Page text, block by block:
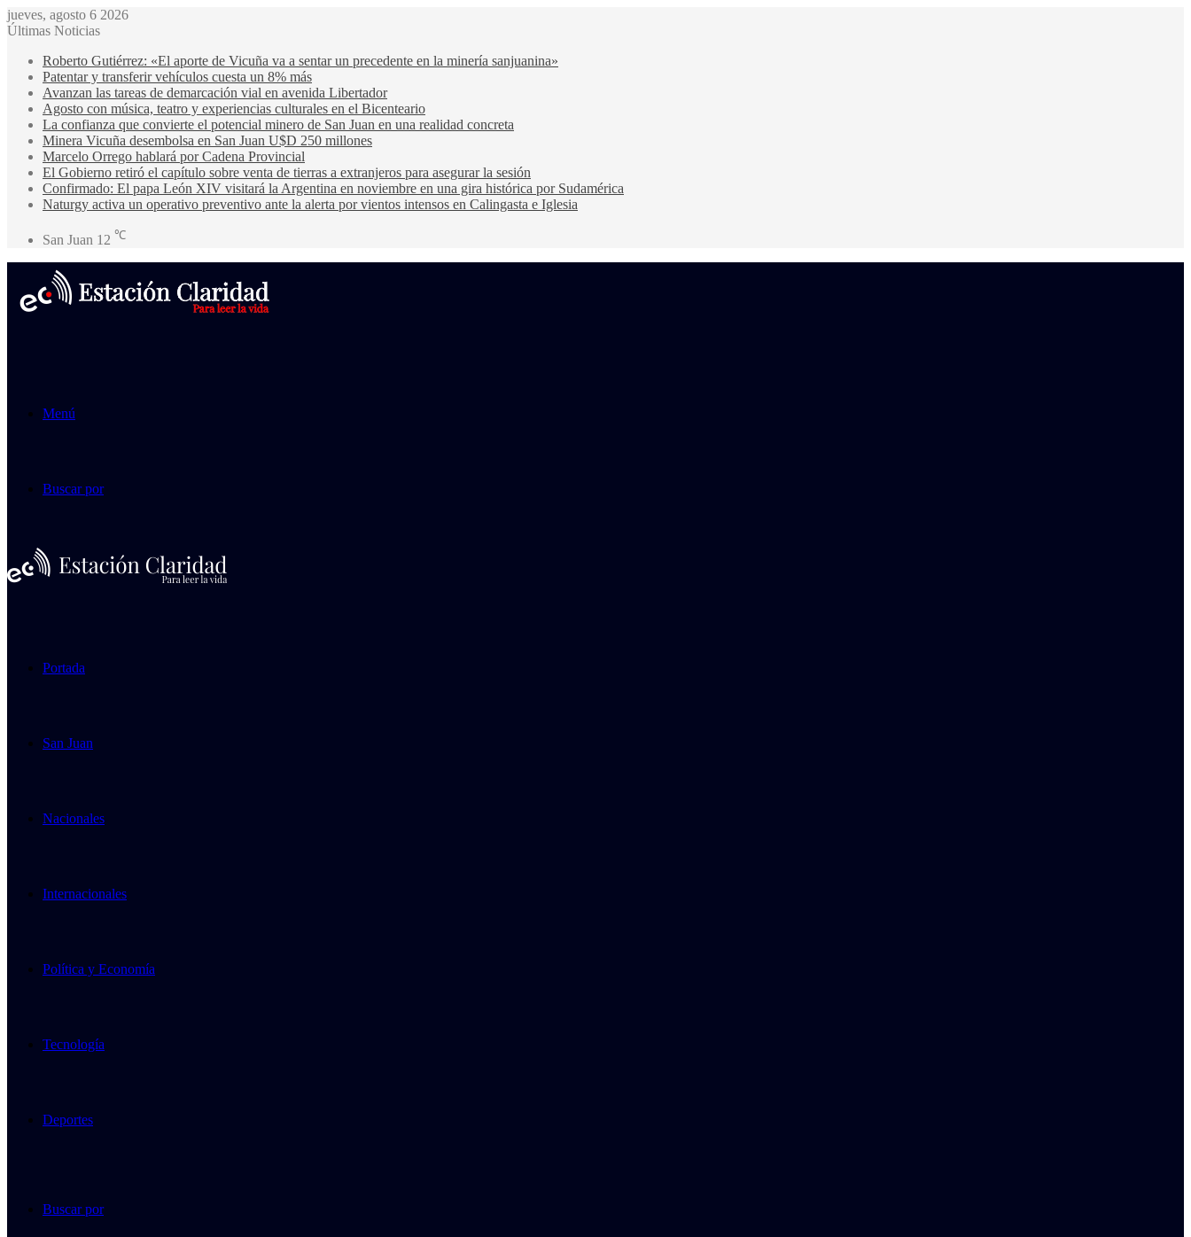
jueves, agosto 6 2026
Últimas Noticias
Roberto Gutiérrez: «El aporte de Vicuña va a sentar un precedente en la minería sanjuanina»
Patentar y transferir vehículos cuesta un 8% más
Avanzan las tareas de demarcación vial en avenida Libertador
Agosto con música, teatro y experiencias culturales en el Bicenteario
La confianza que convierte el potencial minero de San Juan en una realidad concreta
Minera Vicuña desembolsa en San Juan U$D 250 millones
Marcelo Orrego hablará por Cadena Provincial
El Gobierno retiró el capítulo sobre venta de tierras a extranjeros para asegurar la sesión
Confirmado: El papa León XIV visitará la Argentina en noviembre en una gira histórica por Sudamérica
Naturgy activa un operativo preventivo ante la alerta por vientos intensos en Calingasta e Iglesia
San Juan 12 ℃
Menú
Buscar por
Portada
San Juan
Nacionales
Internacionales
Política y Economía
Tecnología
Deportes
Buscar por